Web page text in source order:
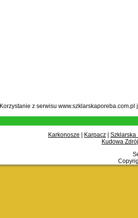
Korzystanie z serwisu
Karkonosze Karpacz
Szklarska
Kudowa